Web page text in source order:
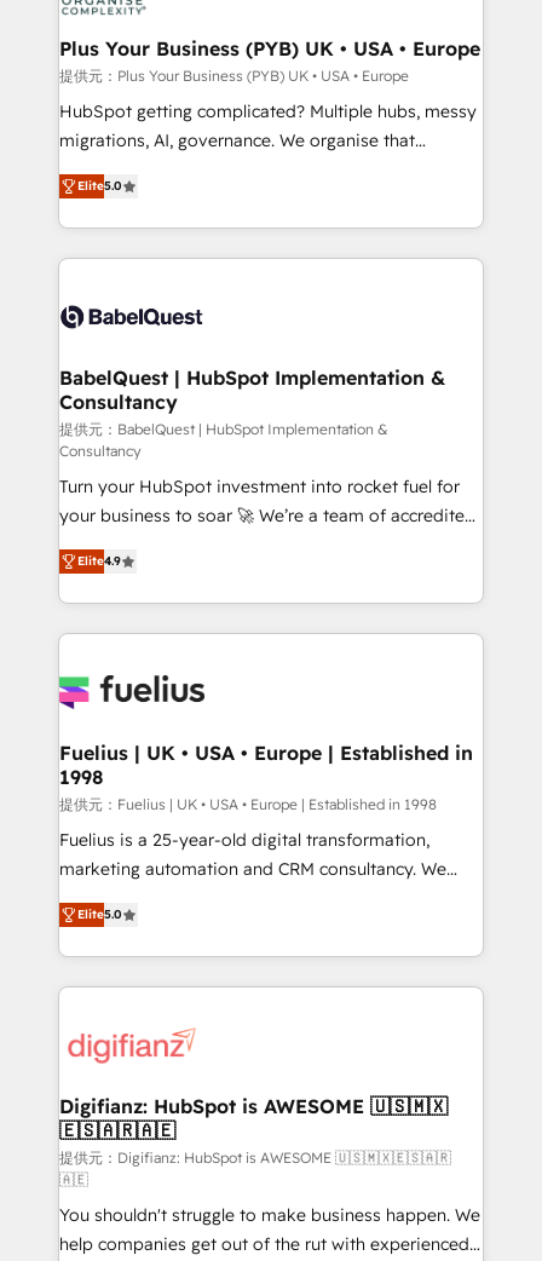
industrial sectors. Offices in Johannesburg, Cape
Town, Dubai & London. 500+ HubSpot CRM
implementations delivered. AI visibility coverage
across ChatGPT, Claude, Perplexity, Gemini and
Google AI Overviews. HubSpot Impact Award -
Innovation HubSpot Impact Award - Platform
Migration Excellence HubSpot Impact Award -
accreditations with HubSpot.
Plus Your Business (PYB) UK • USA • Europe
提供元：Plus Your Business (PYB) UK • USA • Europe
HubSpot getting complicated? Multiple hubs, messy
migrations, AI, governance. We organise that
complexity, so your team can put HubSpot to work...
Welcome to our Profile! We help with: • CRM
implementation, reports, workflows, and team
training • CRM migration from Salesforce, Pipedrive,
custom API integrations • AI governance for
Boutique 'Elite' team of 12 • 150+ clients across Sales
Hub, Marketing Hub, Service Hub, Data Hub and
CMS • ISO/IEC 27001:2022, ISO 9001:2015, and ISO
42001:2023 certified - the AI management standard •
GuardHub: our AI governance framework, built on
ISO 42001 Ready for the next step? Click the 👈
'𝗖𝗼𝗻𝘁𝗮𝗰𝘁 𝗯𝘂𝘀𝗶𝗻𝗲𝘀𝘀' button to get in touch (𝘸𝘦'𝘳𝘦
𝘴𝘶𝘱𝘦𝘳 𝘳𝘦𝘴𝘱𝘰𝘯𝘴𝘪𝘷𝘦)
Elite5.0
BabelQuest | HubSpot Implementation &
Consultancy
提供元：BabelQuest | HubSpot Implementation &
Consultancy
Turn your HubSpot investment into rocket fuel for
your business to soar 🚀 We’re a team of accredited
HubSpot experts ready to help you. We can
implement the platform into complex business
environments, optimise what you've got and make
sure you can actually use it, build your website in
for you and execute it on HubSpot. We are on the
framework, meaning we've been accredited by
HubSpot and vetted by the CCS, which means we
can support public sector companies as well the
other ones listed in our profile. Our services: -
HubSpot implementation - HubSpot CMS website
is there for you to: - Grow revenue, and run your
business more efficiently - Build stronger
more people - Get the most out of your HubSpot
investment
Elite4.9
Fuelius | UK • USA • Europe | Established in
1998
提供元：Fuelius | UK • USA • Europe | Established in 1998
Fuelius is a 25-year-old digital transformation,
marketing automation and CRM consultancy. We
enable mid-market and enterprise clients to
maximise their return from digital and fuel their
growth. We modernise platforms, streamline
operations that are causing inefficiencies, improve
supercharge revenue operations Key services: • CRM
Transformation / Web Development • RevOps &
Sales Consulting • Marketing Automation What
makes us different? 🚀 Top 0.5% of global HubSpot
agencies ⚙️ The strongest technical ability and
integration capabilities 💼 Consultative, long-term
partners who will embed ourselves into your
Elite5.0
Digifianz: HubSpot is AWESOME 🇺🇸🇲🇽
🇪🇸🇦🇷🇦🇪
提供元：Digifianz: HubSpot is AWESOME 🇺🇸🇲🇽🇪🇸🇦🇷
🇦🇪
You shouldn't struggle to make business happen. We
help companies get out of the rut with experienced,